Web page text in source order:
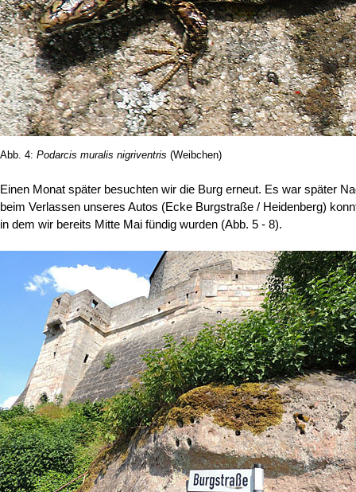
Abb. 4: Podarcis muralis nigriventris (Weibchen)
Einen Monat später besuchten wir die Burg erneut. Es war später
beim Verlassen unseres Autos (Ecke Burgstraße / Heidenberg)
in dem wir bereits Mitte Mai fündig wurden (Abb. 5 - 8).